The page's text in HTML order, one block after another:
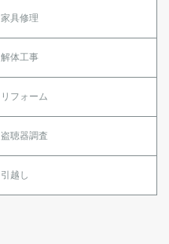
家具修理
解体工事
リフォーム
盗聴器調査
引越し